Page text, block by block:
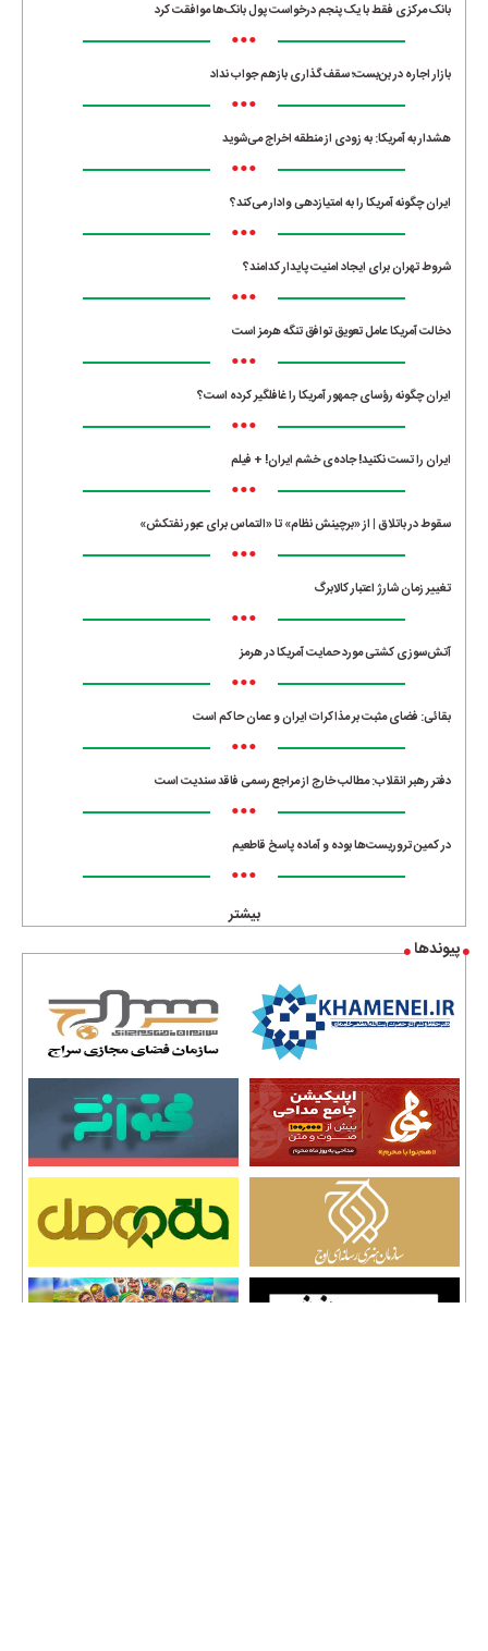
بانک مرکزی فقط با یک‌ پنجم درخواست پول بانک‌ها موافقت کرد
•••
بازار اجاره در بن‌بست؛ سقف‌گذاری بازهم جواب نداد
•••
هشدار به آمریکا: به زودی از منطقه اخراج می‌شوید
•••
ایران چگونه آمریکا را به امتیازدهی وادار می‌کند؟
•••
شروط تهران برای ایجاد امنیت پایدار کدامند؟
•••
دخالت آمریکا عامل تعویق توافق تنگه هرمز است
•••
ایران چگونه رؤسای جمهور آمریکا را غافلگیر کرده است؟
•••
ایران را تست نکنید! جاده‌ی خشم ایران! + فیلم
•••
سقوط در باتلاق | از «برچینش نظام» تا «التماس برای عبور نفتکش»
•••
تغییر زمان شارژ اعتبار کالابرگ
•••
آتش‌سوزی کشتی مورد حمایت آمریکا در هرمز
•••
بقائی: فضای مثبت بر مذاکرات ایران و عمان حاکم است
•••
دفتر رهبر انقلاب: مطالب خارج از مراجع رسمی فاقد سندیت است
•••
در کمین تروریست‌ها بوده و آماده پاسخ قاطعیم
•••
بیشتر
پیوندها